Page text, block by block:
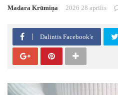
Madara Krūmiņa 2026 28 aprīlis
Dalintis Facebook'e